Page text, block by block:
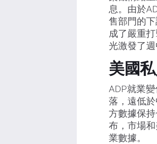
息。由於
售部門的
成了嚴重
光激發了週
美國
ADP就業
落，遠低
方數據保
布，市場
業數據。